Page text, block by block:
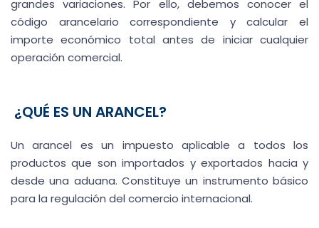
grandes variaciones. Por ello, debemos conocer el
código arancelario correspondiente y calcular el
importe económico total antes de iniciar cualquier
operación comercial.
¿QUÉ ES UN ARANCEL?
Un arancel es un impuesto aplicable a todos los
productos que son importados y exportados hacia y
desde una aduana. Constituye un instrumento básico
para la regulación del comercio internacional.